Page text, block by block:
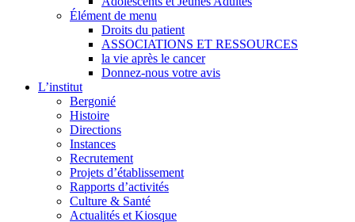
Élément de menu
Droits du patient
ASSOCIATIONS ET RESSOURCES
la vie après le cancer
Donnez-nous votre avis
L’institut
Bergonié
Histoire
Directions
Instances
Recrutement
Projets d’établissement
Rapports d’activités
Culture & Santé
Actualités et Kiosque